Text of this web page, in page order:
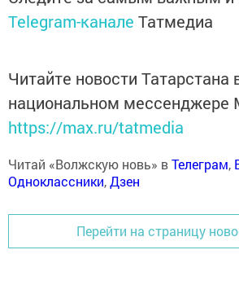
Telegram-канале Татмедиа
Читайте новости Татарстана
национальном мессенджере
https://max.ru/tatmedia
Читай «Волжскую новь» вТелеграм,
Одноклассники,Дзен
Перейти на страницу